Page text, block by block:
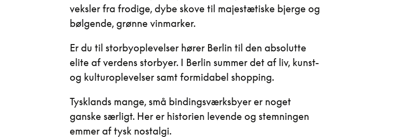
veksler fra frodige, dybe skove til majestætiske bjerge og
bølgende, grønne vinmarker.
Er du til storbyoplevelser hører Berlin til den absolutte
elite af verdens storbyer. I Berlin summer det af liv, kunst-
og kulturoplevelser samt formidabel shopping.
Tysklands mange, små bindingsværksbyer er noget
ganske særligt. Her er historien levende og stemningen
emmer af tysk nostalgi.